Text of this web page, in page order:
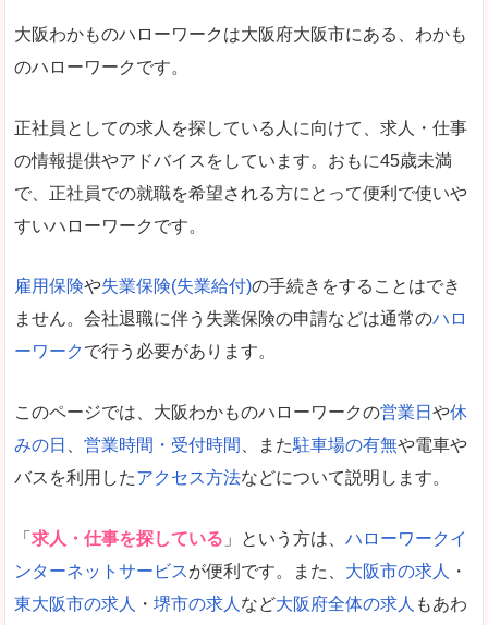
大阪わかものハローワークは大阪府大阪市にある、わかも
のハローワークです。
正社員としての求人を探している人に向けて、求人・仕事
の情報提供やアドバイスをしています。おもに45歳未満
で、正社員での就職を希望される方にとって便利で使いや
すいハローワークです。
雇用保険や失業保険(失業給付)の手続きをすることはでき
ません。会社退職に伴う失業保険の申請などは通常のハロ
ーワーク で行う必要があります。
このページでは、大阪わかものハローワークの営業日 や休
みの日
営業時間・受付時間 、また駐車場の有無や電車や
バスを利用したアクセス方法などについて説明します。
「 求人・仕事を探している 」という方は、 ハローワークイ
ンターネットサービスが便利です。また、 大阪市の求人
・
東大阪市の求人
・ 堺市の求人 など大阪府全体の求人 もあわ